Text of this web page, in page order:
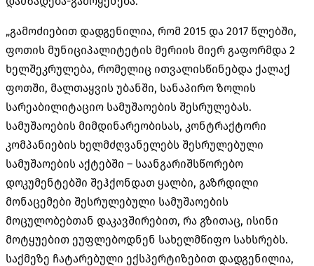
„გამოძიებით დადგენილია, რომ 2015 და 2017 წლებში,
ფოთის მუნიციპალიტეტის მერიის მიერ გაფორმდა 2
ხელშეკრულება, რომელიც ითვალისწინებდა ქალაქ
ფოთში, მალთაყვის უბანში, სანაპირო ზოლის
სარეაბილიტაციო სამუშაოების შესრულებას.
სამუშაოების მიმდინარეობისას, კონტრაქტორი
კომპანიების ხელმძღვანელებს შესრულებული
სამუშაოების აქტებში – საანგარიშსწორებო
დოკუმენტებში შეჰქონდათ ყალბი, გაზრდილი
მონაცემები შესრულებული სამუშაოების
მოცულობებთან დაკავშირებით, რა გზითაც, ისინი
მოტყუებით ეუფლებოდნენ სახელმწიფო სახსრებს.
საქმეზე ჩატარებული ექსპერტიზებით დადგენილია,